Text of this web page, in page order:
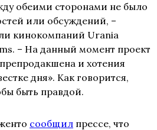
обеими сторонами не было
или обсуждений, –
кинокомпаний Urania
– На данный момент проект
и хотения
дня». Как говорится,
быть правдой.
сообщил прессе, что